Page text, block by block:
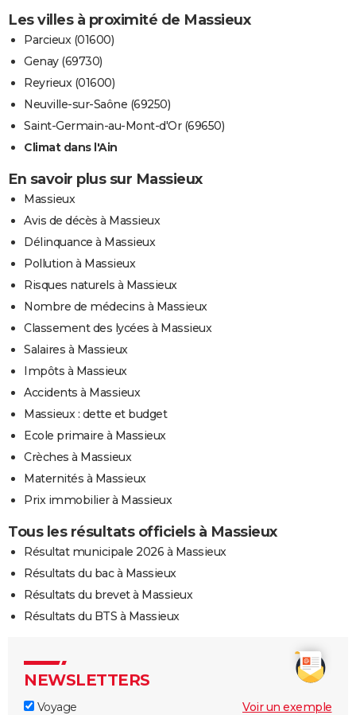
Les villes à proximité de Massieux
Parcieux (01600)
Genay (69730)
Reyrieux (01600)
Neuville-sur-Saône (69250)
Saint-Germain-au-Mont-d'Or (69650)
Climat dans l'Ain
En savoir plus sur Massieux
Massieux
Avis de décès à Massieux
Délinquance à Massieux
Pollution à Massieux
Risques naturels à Massieux
Nombre de médecins à Massieux
Classement des lycées à Massieux
Salaires à Massieux
Impôts à Massieux
Accidents à Massieux
Massieux : dette et budget
Ecole primaire à Massieux
Crèches à Massieux
Maternités à Massieux
Prix immobilier à Massieux
Tous les résultats officiels à Massieux
Résultat municipale 2026 à Massieux
Résultats du bac à Massieux
Résultats du brevet à Massieux
Résultats du BTS à Massieux
NEWSLETTERS
Voyage
Voir un exemple